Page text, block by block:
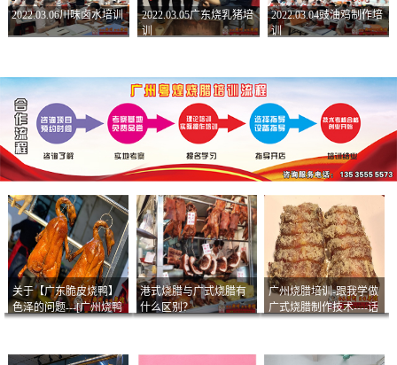
2022.03.06川味卤水培训
2022.03.05广东烧乳猪培
训
2022.03.04豉油鸡制作培
训
关于【广东脆皮烧鸭】
色泽的问题---[广州烧鸭
港式烧腊与广式烧腊有
什么区别？
广州烧腊培训-跟我学做
广式烧腊制作技术----话